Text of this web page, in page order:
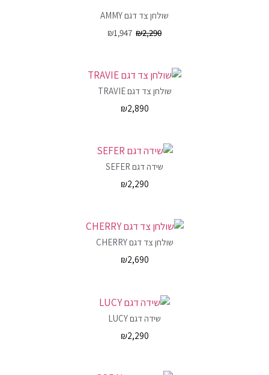
שולחן צד דגם AMMY
₪2,290
₪1,947
שולחן צד דגם TRAVIE
₪2,890
שידה דגם SEFER
₪2,290
שולחן צד דגם CHERRY
₪2,690
שידה דגם LUCY
₪2,290